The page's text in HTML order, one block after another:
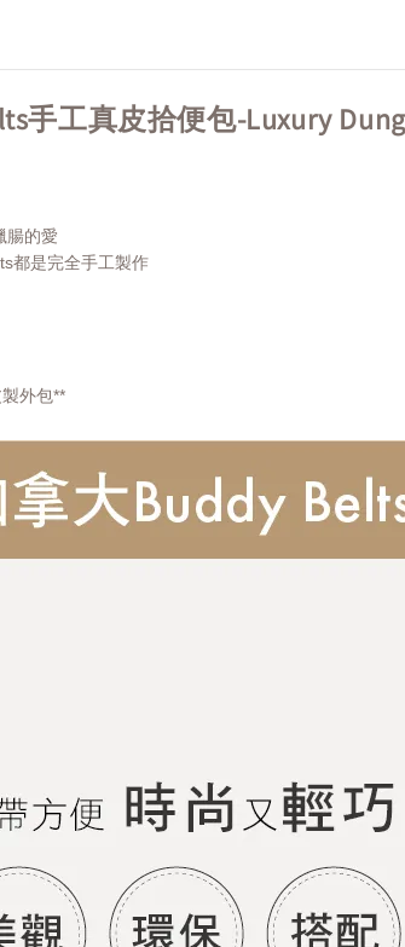
手工真皮拾便包-Luxury
腸的愛
都是完全手工製作
外包**